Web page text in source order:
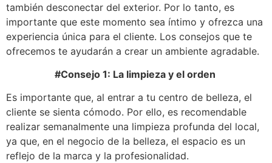
también desconectar del exterior. Por lo tanto, es
importante que este momento sea íntimo y ofrezca una
experiencia única para el cliente. Los consejos que te
ofrecemos te ayudarán a crear un ambiente agradable.
#Consejo 1: La limpieza y el orden
Es importante que, al entrar a tu centro de belleza, el
cliente se sienta cómodo. Por ello, es recomendable
realizar semanalmente una limpieza profunda del local,
ya que, en el negocio de la belleza, el espacio es un
reflejo de la marca y la profesionalidad.